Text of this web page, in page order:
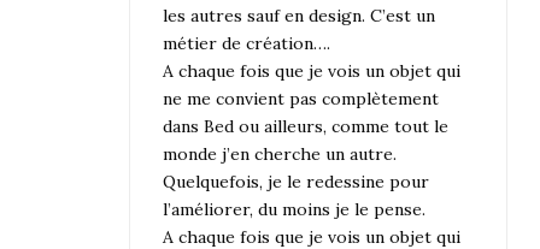
les autres sauf en design. C’est un
métier de création….
A chaque fois que je vois un objet qui
ne me convient pas complètement
dans Bed ou ailleurs, comme tout le
monde j’en cherche un autre.
Quelquefois, je le redessine pour
l’améliorer, du moins je le pense.
A chaque fois que je vois un objet qui